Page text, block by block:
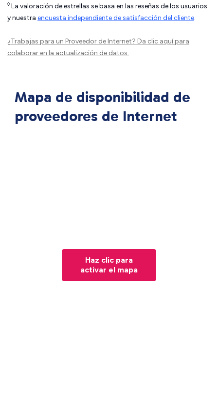
◊ La valoración de estrellas se basa en las reseñas de los usuarios
y nuestra encuesta independiente de satisfacción del cliente.
¿Trabajas para un Proveedor de Internet? Da clic aquípara
colaborar en la actualización de datos.
Mapa de disponibilidad de
proveedores de Internet
Haz clic para
activar el mapa